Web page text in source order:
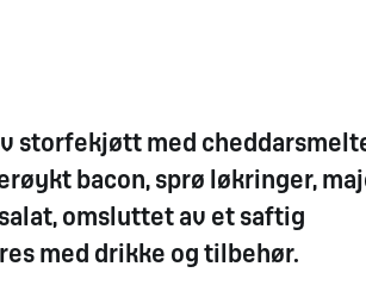
storfekjøtt med
bacon, sprø løkringer,
omsluttet av et saftig
med drikke og tilbehør.